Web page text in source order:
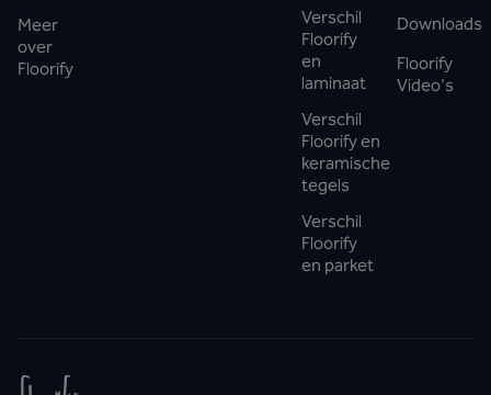
Meer
over
Floorify
Verschil
Floorify
en
laminaat
Verschil
Floorify en
keramische
tegels
Verschil
Floorify
en parket
Downloads
Floorify
Video's